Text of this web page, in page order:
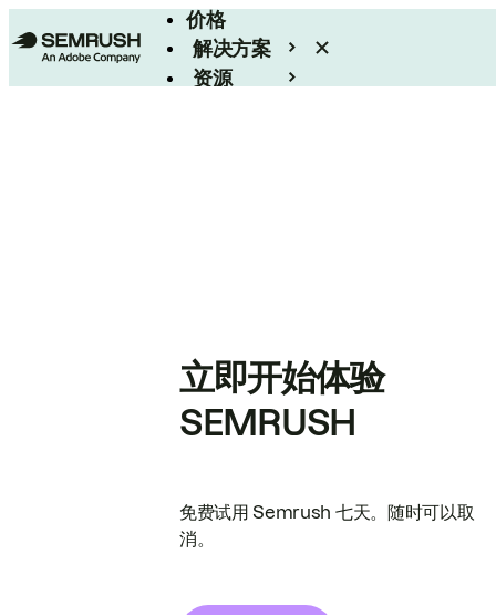
价格
解决方案
资源
立即开始体验
SEMRUSH
免费试用 Semrush 七天。随时可以取
消。